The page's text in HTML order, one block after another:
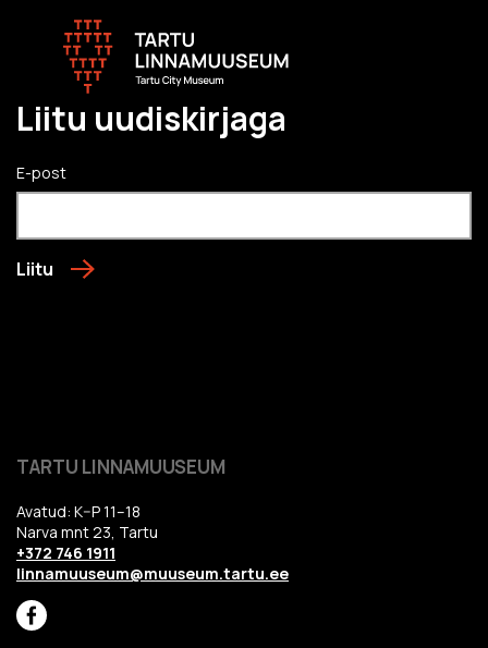
Liitu uudiskirjaga
E-post
Liitu
TARTU LINNAMUUSEUM
Avatud: K–P 11–18
Narva mnt 23, Tartu
+372 746 1911
linnamuuseum@muuseum.tartu.ee